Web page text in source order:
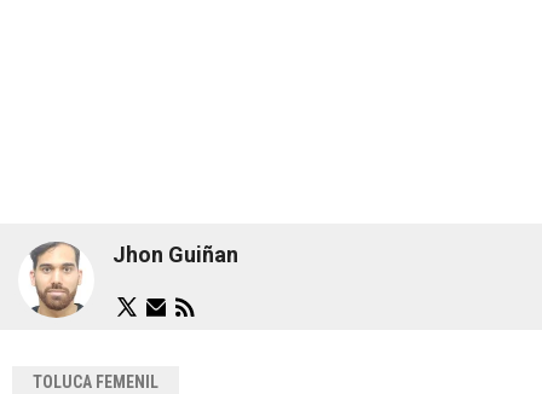
Jhon Guiñan
TOLUCA FEMENIL